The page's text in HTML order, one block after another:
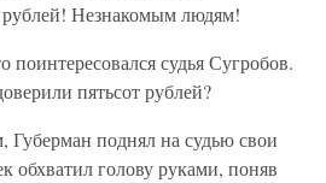
рублей! Незнакомым людям!
судья Сугробов.
пятьсот рублей?
поднял на судью свои
обхватил голову руками, поняв